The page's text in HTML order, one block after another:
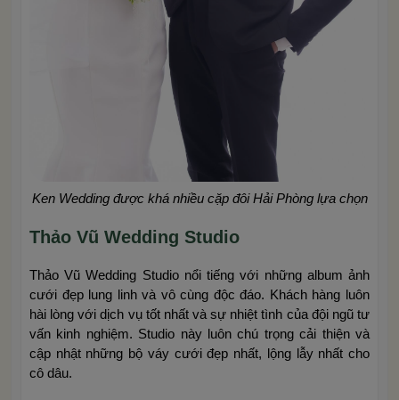
Ken Wedding được khá nhiều cặp đôi Hải Phòng lựa chọn
Thảo Vũ Wedding Studio
Thảo Vũ Wedding Studio nổi tiếng với những album ảnh
cưới đẹp lung linh và vô cùng độc đáo. Khách hàng luôn
hài lòng với dịch vụ tốt nhất và sự nhiệt tình của đội ngũ tư
vấn kinh nghiệm. Studio này luôn chú trọng cải thiện và
cập nhật những bộ váy cưới đẹp nhất, lộng lẫy nhất cho
cô dâu.